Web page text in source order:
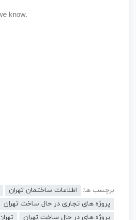
برچسب ها: اطلاعات ساختمان تهران
پروژه های تجاری در حال ساخت تهران
پروژه های در حال ساخت تهران